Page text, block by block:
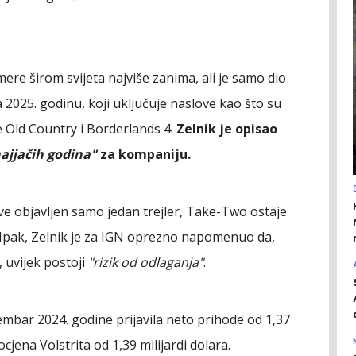
širom svijeta najviše zanima, ali je samo dio
godinu, koji uključuje naslove kao što su
Old Country i Borderlands 4. Zelnik je opisao
godina"za kompaniju.
objavljen samo jedan trejler, Take-Two ostaje
Zelnik je za IGN oprezno napomenuo da,
uvijek postoji "rizik od odlaganja".
2024. godine prijavila neto prihode od 1,37
Volstrita od 1,39 milijardi dolara.